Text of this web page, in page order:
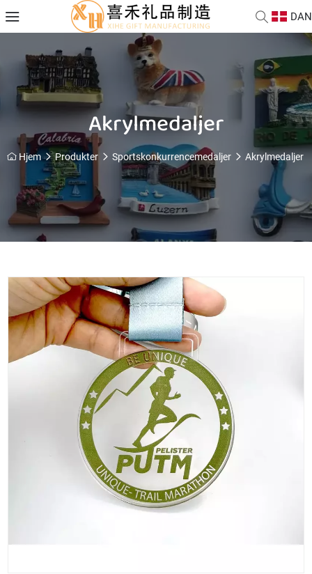
DAN
Akrylmedaljer
Hjem Produkter Sportskonkurrencemedaljer Akrylmedaljer